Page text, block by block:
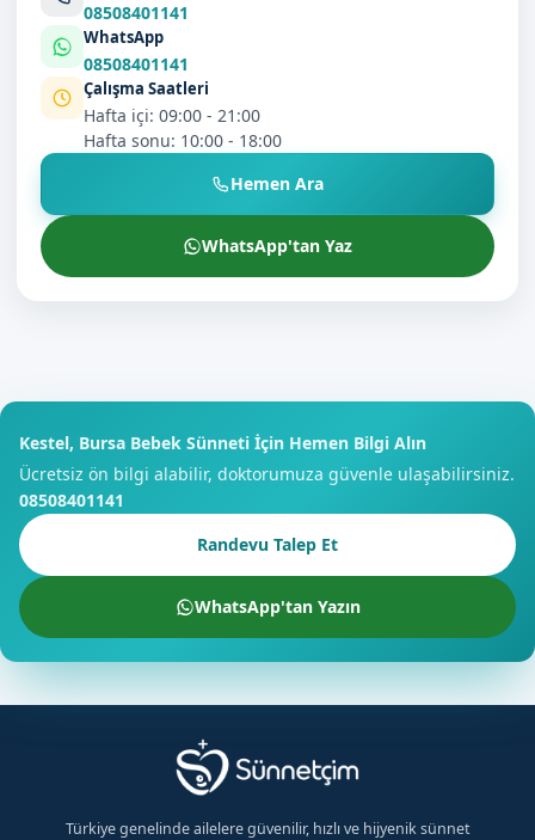
08508401141
WhatsApp
08508401141
Çalışma Saatleri
Hafta içi: 09:00 - 21:00
Hafta sonu: 10:00 - 18:00
Hemen Ara
WhatsApp'tan Yaz
Kestel, Bursa Bebek Sünneti İçin Hemen Bilgi Alın
Ücretsiz ön bilgi alabilir, doktorumuza güvenle ulaşabilirsiniz.
08508401141
Randevu Talep Et
WhatsApp'tan Yazın
Türkiye genelinde ailelere güvenilir, hızlı ve hijyenik sünnet